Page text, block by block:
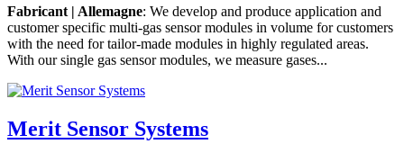
Fabricant | Allemagne: We develop and produce application and
customer specific multi-gas sensor modules in volume for customers
with the need for tailor-made modules in highly regulated areas.
With our single gas sensor modules, we measure gases...
Merit Sensor Systems